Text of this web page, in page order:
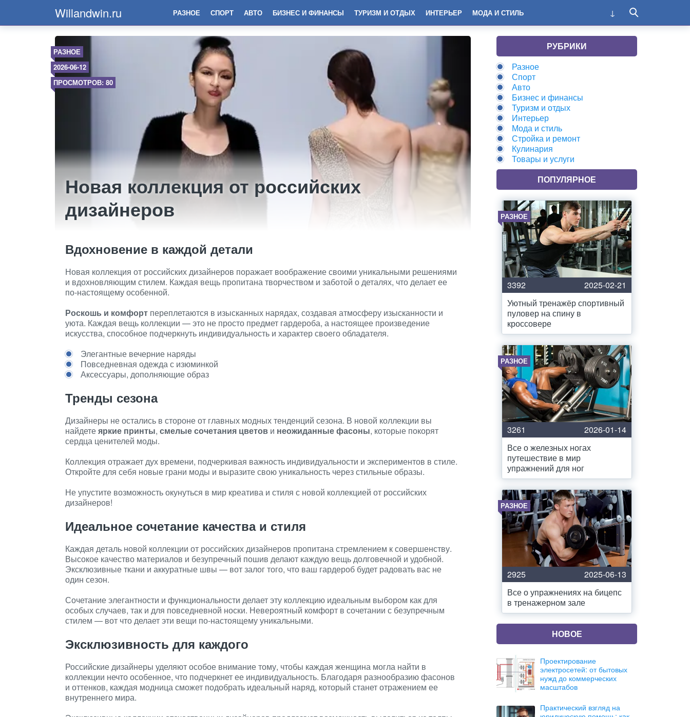
Willandwin.ru РАЗНОЕ СПОРТ АВТО БИЗНЕС И ФИНАНСЫ ТУРИЗМ И ОТДЫХ ИНТЕРЬЕР МОДА И СТИЛЬ
РАЗНОЕ
2026-06-12
ПРОСМОТРОВ: 80
Новая коллекция от российских
дизайнеров
Вдохновение в каждой детали
Новая коллекция от российских дизайнеров поражает воображение своими уникальными решениями
и вдохновляющим стилем. Каждая вещь пропитана творчеством и заботой о деталях, что делает ее
по-настоящему особенной.
Роскошь и комфорт переплетаются в изысканных нарядах, создавая атмосферу изысканности и
уюта. Каждая вещь коллекции — это не просто предмет гардероба, а настоящее произведение
искусства, способное подчеркнуть индивидуальность и характер своего обладателя.
Элегантные вечерние наряды
Повседневная одежда с изюминкой
Аксессуары, дополняющие образ
Тренды сезона
Дизайнеры не остались в стороне от главных модных тенденций сезона. В новой коллекции вы
найдетеяркие принты, смелые сочетания цветов и неожиданные фасоны, которые покорят
сердца ценителей моды.
Коллекция отражает дух времени, подчеркивая важность индивидуальности и экспериментов в стиле.
Откройте для себя новые грани моды и выразите свою уникальность через стильные образы.
Не упустите возможность окунуться в мир креатива и стиля с новой коллекцией от российских
дизайнеров!
Идеальное сочетание качества и стиля
Каждая деталь новой коллекции от российских дизайнеров пропитана стремлением к совершенству.
Высокое качество материалов и безупречный пошив делают каждую вещь долговечной и удобной.
Эксклюзивные ткани и аккуратные швы — вот залог того, что ваш гардероб будет радовать вас не
один сезон.
Сочетание элегантности и функциональности делает эту коллекцию идеальным выбором как для
особых случаев, так и для повседневной носки. Невероятный комфорт в сочетании с безупречным
стилем — вот что делает эти вещи по-настоящему уникальными.
Эксклюзивность для каждого
Российские дизайнеры уделяют особое внимание тому, чтобы каждая женщина могла найти в
коллекции нечто особенное, что подчеркнет ее индивидуальность. Благодаря разнообразию фасонов
и оттенков, каждая модница сможет подобрать идеальный наряд, который станет отражением ее
внутреннего мира.
РУБРИКИ
Разное
Спорт
Авто
Бизнес и финансы
Туризм и отдых
Интерьер
Мода и стиль
Стройка и ремонт
Кулинария
Товары и услуги
ПОПУЛЯРНОЕ
РАЗНОЕ
3392
2025-02-21
Уютный тренажёр спортивный
пуловер на спину в
кроссовере
РАЗНОЕ
3261
2026-01-14
Все о железных ногах
путешествие в мир
упражнений для ног
РАЗНОЕ
2925
2025-06-13
Все о упражнениях на бицепс
в тренажерном зале
НОВОЕ
Проектирование
электросетей: от бытовых
нужд до коммерческих
масштабов
Практический взгляд на